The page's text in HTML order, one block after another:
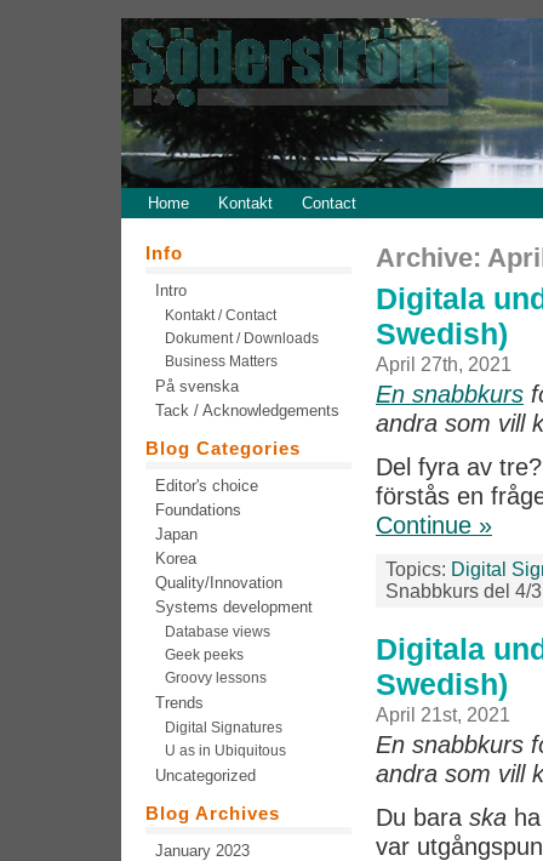
Home Kontakt Contact
Archive:
Digitala
Swedish)
April 27th, 2021
En snabbkurs
andra som vill
Del fyra av
förstås en
Continue »
Topics: Digital
Snabbkurs del 4/
Digitala
Swedish)
April 21st, 2021
En snabbkurs
andra som vill
Du bara ska
var
Info
Intro
Kontakt / Contact
Dokument / Downloads
Business Matters
På svenska
Tack / Acknowledgements
Blog Categories
Editor's choice
Foundations
Japan
Korea
Quality/Innovation
Systems development
Database views
Geek peeks
Groovy lessons
Trends
Digital Signatures
U as in Ubiquitous
Uncategorized
Blog Archives
January 2023